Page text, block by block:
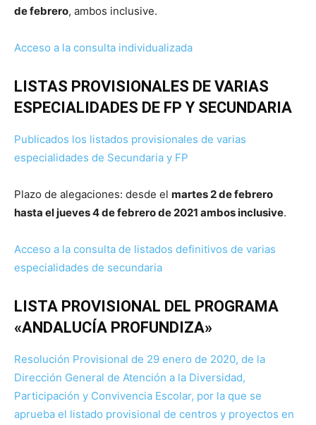
de febrero, ambos inclusive.
Acceso a la consulta individualizada
LISTAS PROVISIONALES DE VARIAS
ESPECIALIDADES DE FP Y SECUNDARIA
Publicados los listados provisionales de varias
especialidades de Secundaria y FP
Plazo de alegaciones: desde el martes 2 de febrero
hasta el jueves 4 de febrero de 2021 ambos inclusive.
Acceso a la consulta de listados definitivos de varias
especialidades de secundaria
LISTA PROVISIONAL DEL PROGRAMA
«ANDALUCÍA PROFUNDIZA»
Resolución Provisional de 29 enero de 2020, de la
Dirección General de Atención a la Diversidad,
Participación y Convivencia Escolar, por la que se
aprueba el listado provisional de centros y proyectos en